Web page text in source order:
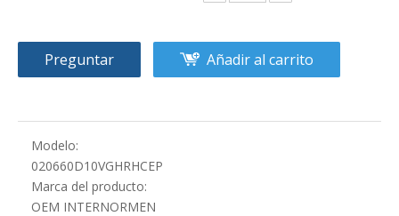
Preguntar Añadir al carrito
Modelo:
020660D10VGHRHCEP
Marca del producto:
OEM INTERNORMEN